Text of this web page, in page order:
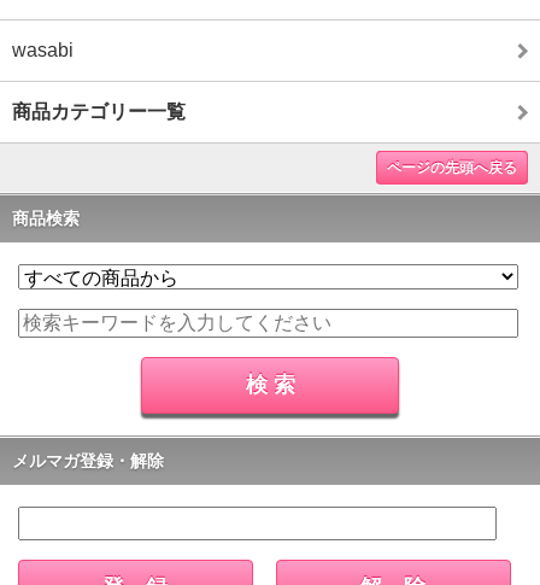
wasabi
商品カテゴリー一覧
ページの先頭へ戻る
商品検索
メルマガ登録・解除